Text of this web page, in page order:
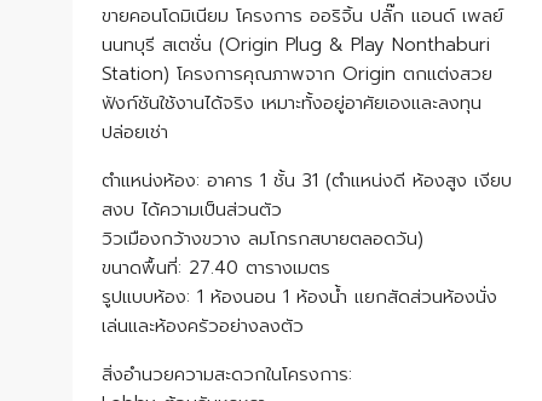
ขายคอนโดมิเนียม โครงการ ออริจิ้น ปลั๊ก แอนด์ เพลย์
นนทบุรี สเตชั่น (Origin Plug & Play Nonthaburi
Station) โครงการคุณภาพจาก Origin ตกแต่งสวย
ฟังก์ชันใช้งานได้จริง เหมาะทั้งอยู่อาศัยเองและลงทุน
ปล่อยเช่า
ตำแหน่งห้อง: อาคาร 1 ชั้น 31 (ตำแหน่งดี ห้องสูง เงียบ
สงบ ได้ความเป็นส่วนตัว
วิวเมืองกว้างขวาง ลมโกรกสบายตลอดวัน)
ขนาดพื้นที่: 27.40 ตารางเมตร
รูปแบบห้อง: 1 ห้องนอน 1 ห้องน้ำ แยกสัดส่วนห้องนั่ง
เล่นและห้องครัวอย่างลงตัว
สิ่งอำนวยความสะดวกในโครงการ: